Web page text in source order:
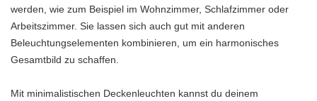
werden, wie zum Beispiel im Wohnzimmer, Schlafzimmer oder
Arbeitszimmer. Sie lassen sich auch gut mit anderen
Beleuchtungselementen kombinieren, um ein harmonisches
Gesamtbild zu schaffen.
Mit minimalistischen Deckenleuchten kannst du deinem